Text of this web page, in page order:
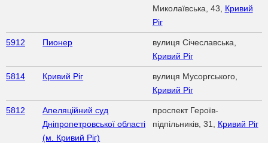
Миколаївська, 43, Кривий
Ріг
5912 Пионер
вулиця Січеславська,
Кривий Ріг
5814 Кривий Ріг
вулиця Мусоргського,
Кривий Ріг
5812
Апеляційний суд
Дніпропетровської області
(м. Кривий Ріг)
проспект Героїв-
підпільників, 31, Кривий Ріг